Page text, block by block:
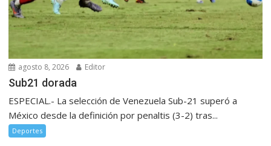
agosto 8, 2026 Editor
Sub21 dorada
ESPECIAL.- La selección de Venezuela Sub-21 superó a
México desde la definición por penaltis (3-2) tras...
Deportes